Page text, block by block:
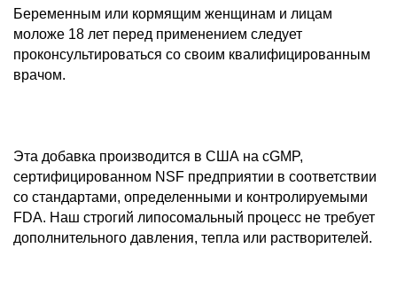
Беременным или кормящим женщинам и лицам
моложе 18 лет перед применением следует
проконсультироваться со своим квалифицированным
врачом.
Эта добавка производится в США на cGMP,
сертифицированном NSF предприятии в соответствии
со стандартами, определенными и контролируемыми
FDA. Наш строгий липосомальный процесс не требует
дополнительного давления, тепла или растворителей.